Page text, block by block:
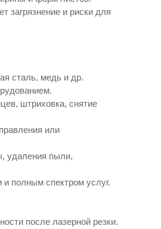
загрязнение и риски для
сталь, медь и др.
штриховка, снятие
или
удаления пыли,
полным спектром услуг.
после лазерной резки.